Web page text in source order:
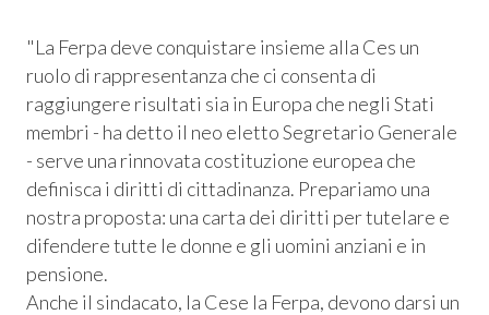
"La Ferpa deve conquistare insieme alla Ces un
ruolo di rappresentanza che ci consenta di
raggiungere risultati sia in Europa che negli Stati
membri - ha detto il neo eletto Segretario Generale
- serve una rinnovata costituzione europea che
definisca i diritti di cittadinanza. Prepariamo una
nostra proposta: una carta dei diritti per tutelare e
difendere tutte le donne e gli uomini anziani e in
pensione.
Anche il sindacato, la Cese la Ferpa, devono darsi un